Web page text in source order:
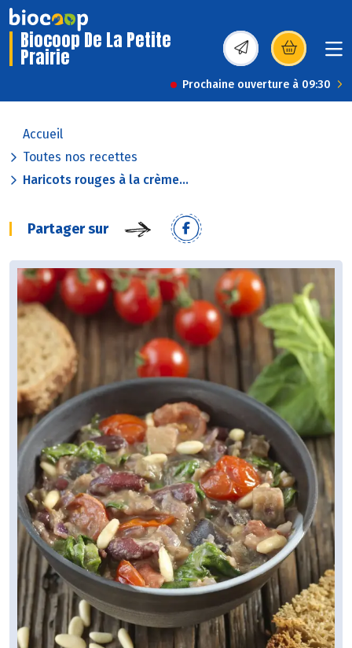
Biocoop De La Petite
Prairie (s’ouvre dans une
Prochaine ouverture à 09:30
Accueil
Toutes nos recettes
Haricots rouges à la crème...
Partager sur